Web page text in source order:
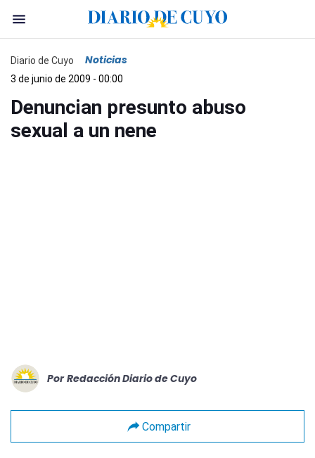
Diario de Cuyo Noticias
3 de junio de 2009 - 00:00
Denuncian presunto abuso
sexual a un nene
Por Redacción Diario de Cuyo
Compartir